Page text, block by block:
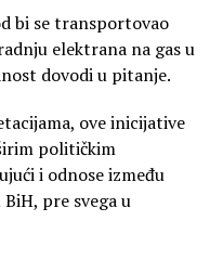
bi se transportovao
elektrana na gas u
dovodi u pitanje.
ove inicijative
političkim
i odnose između
pre svega u